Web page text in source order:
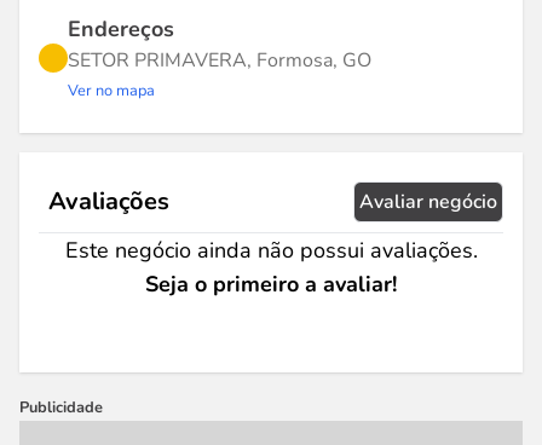
Endereços
SETOR PRIMAVERA, Formosa, GO
Ver no mapa
Avaliações Avaliar negócio
Este negócio ainda não possui avaliações.
Seja o primeiro a avaliar!
Publicidade